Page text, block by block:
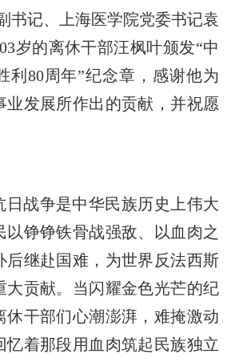
书记、上海医学院党委书记袁
岁的离休干部汪枫叶颁发“中
利 80周年”纪念章，感谢他为
业发展所作出的贡献，并祝愿
日战争是中华民族历史上伟大
以铮铮铁骨战强敌、以血肉之
后继赴国难，为世界反法西斯
大贡献。当闪耀金色光芒的纪
休干部们心潮澎湃，难掩激动
忆着那段用血肉筑起民族独立